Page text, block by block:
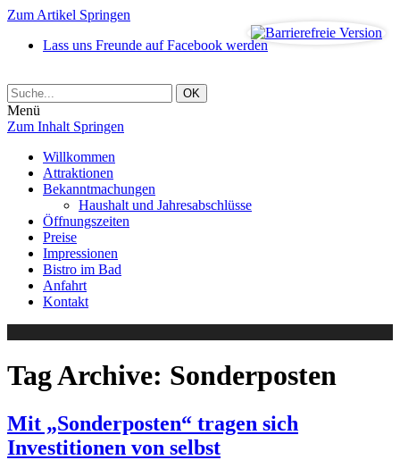
Zum Artikel Springen
Lass uns Freunde auf Facebook werden
Menü
Zum Inhalt Springen
Willkommen
Attraktionen
Bekanntmachungen
Haushalt und Jahresabschlüsse
Öffnungszeiten
Preise
Impressionen
Bistro im Bad
Anfahrt
Kontakt
Tag Archive: Sonderposten
Mit „Sonderposten“ tragen sich
Investitionen von selbst